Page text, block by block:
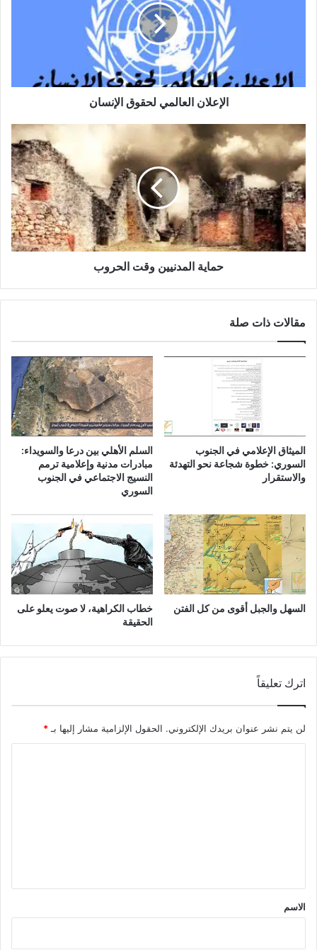
الإعلان العالمي لحقوق الإنسان
حماية
المدنيين
وقت
الحروب
حماية المدنيين وقت الحروب
مقالات ذات صلة
الميثاق الإعلامي في الجنوب
السوري: خطوة شجاعة نحو التهدئة
والاستقرار
السلم الأهلي بين درعا والسويداء:
مبادرات مدنية وإعلامية ترمم
النسيج الاجتماعي في الجنوب
السوري
السهل والجبل أقوى من كل الفتن
خطاب الكراهية، لا صوت يعلو على
الحقيقة
اترك تعليقاً
لن يتم نشر عنوان بريدك الإلكتروني. الحقول الإلزامية مشار إليها بـ *
*
الاسم